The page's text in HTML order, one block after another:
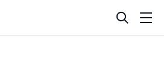
검
색